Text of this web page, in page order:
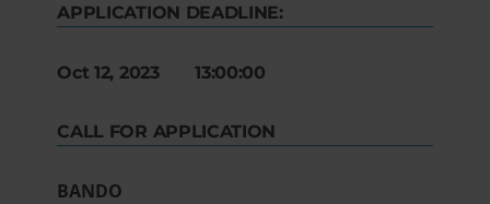
APPLICATION DEADLINE:
Oct 12, 2023 13:00:00
CALL FOR APPLICATION
BANDO